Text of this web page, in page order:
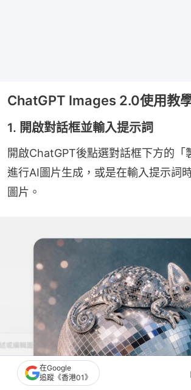
ChatGPT Images 2.0使用教
1. 開啟對話框並輸入提示詞
開啟ChatGPT後點選對話框下方的「
進行AI圖片生成，或是在輸入提示詞
圖片。
在Google
追蹤《香港01》